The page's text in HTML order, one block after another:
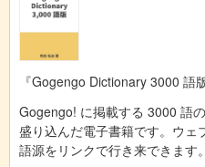
『Gogengo Dictionary 3000 語
Gogengo! に掲載する 3000 語
盛り込んだ電子書籍です。ウェ
語源をリンクで行き来できます。